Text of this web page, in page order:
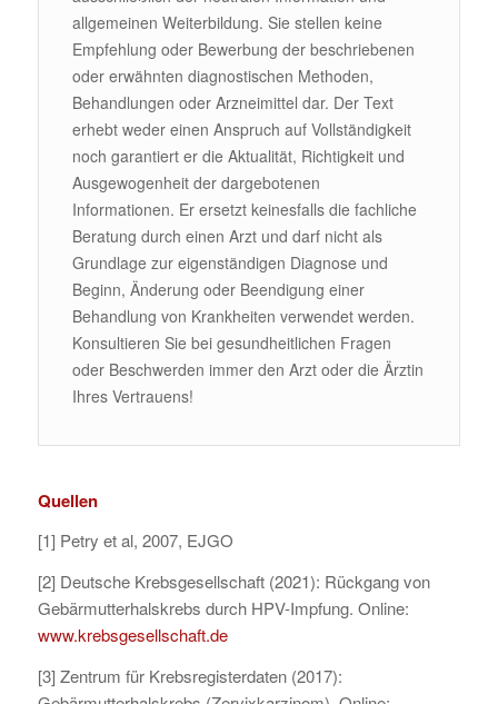
allgemeinen Weiterbildung. Sie stellen keine
Empfehlung oder Bewerbung der beschriebenen
oder erwähnten diagnostischen Methoden,
Behandlungen oder Arzneimittel dar. Der Text
erhebt weder einen Anspruch auf Vollständigkeit
noch garantiert er die Aktualität, Richtigkeit und
Ausgewogenheit der dargebotenen
Informationen. Er ersetzt keinesfalls die fachliche
Beratung durch einen Arzt und darf nicht als
Grundlage zur eigenständigen Diagnose und
Beginn, Änderung oder Beendigung einer
Behandlung von Krankheiten verwendet werden.
Konsultieren Sie bei gesundheitlichen Fragen
oder Beschwerden immer den Arzt oder die Ärztin
Ihres Vertrauens!
Quellen
[1] Petry et al, 2007, EJGO
[2] Deutsche Krebsgesellschaft (2021): Rückgang von
Gebärmutterhalskrebs durch HPV-Impfung. Online:
www.krebsgesellschaft.de
[3] Zentrum für Krebsregisterdaten (2017):